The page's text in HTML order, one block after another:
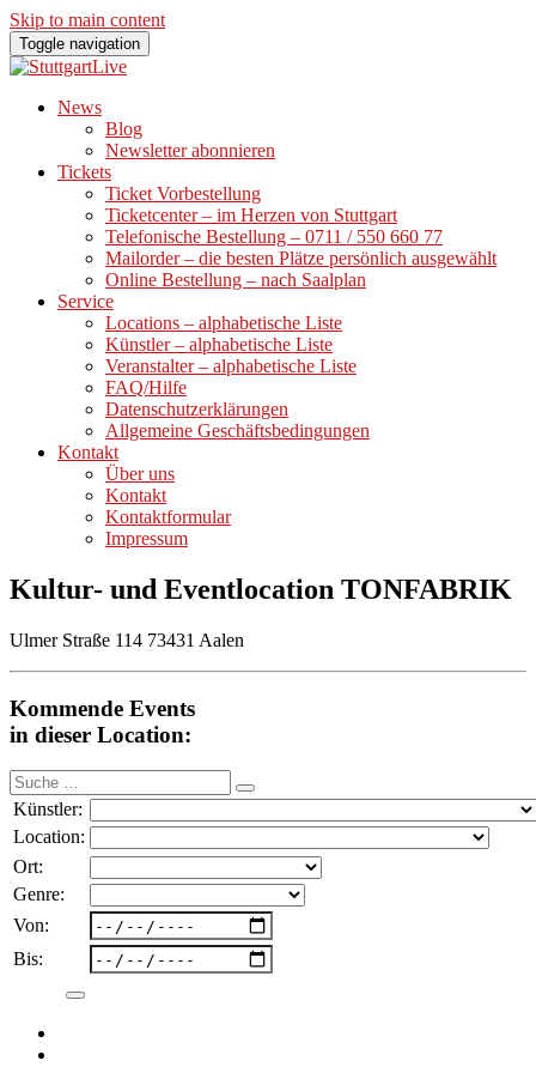
Skip to main content
Toggle navigation
News
Blog
Newsletter abonnieren
Tickets
Ticket Vorbestellung
Ticketcenter – im Herzen von Stuttgart
Telefonische Bestellung – 0711 / 550 660 77
Mailorder – die besten Plätze persönlich ausgewählt
Online Bestellung – nach Saalplan
Service
Locations – alphabetische Liste
Künstler – alphabetische Liste
Veranstalter – alphabetische Liste
FAQ/Hilfe
Datenschutzerklärungen
Allgemeine Geschäftsbedingungen
Kontakt
Über uns
Kontakt
Kontaktformular
Impressum
Kultur- und Eventlocation TONFABRIK
Ulmer Straße 114 73431 Aalen
Kommende Events
in dieser Location:
Suche
nach:
Künstler:
Location:
Ort:
Genre:
Von:
Bis: